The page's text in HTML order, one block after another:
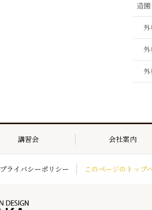
造
講習会 会社案内
プライバシーポリシー このページのトップ